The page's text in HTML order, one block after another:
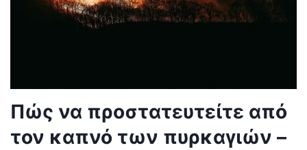
Πώς να προστατευτείτε από
τον καπνό των πυρκαγιών –